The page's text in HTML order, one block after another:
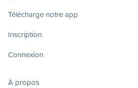
Télécharge notre app
Inscription
Connexion
À propos